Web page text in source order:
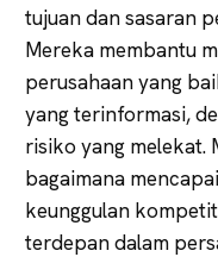
tujuan dan sasaran
Mereka membantu
perusahaan yang
yang terinformasi,
risiko yang melekat.
bagaimana
keunggulan
terdepan dalam